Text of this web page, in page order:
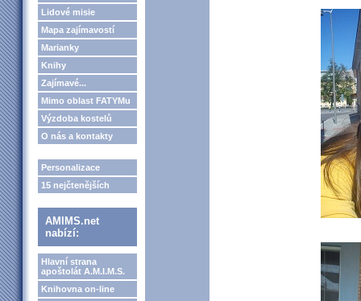
Lidové misie
Mapa zajímavostí
Marianky
Knihy
Zajímavé...
Mimo oblast FATYMu
Výzdoba kostelů
O nás a kontakty
Personalizace
15 nejčtenějších
AMIMS.net
nabízí:
Hlavní strana
apoštolát A.M.I.M.S.
Knihovna on-line